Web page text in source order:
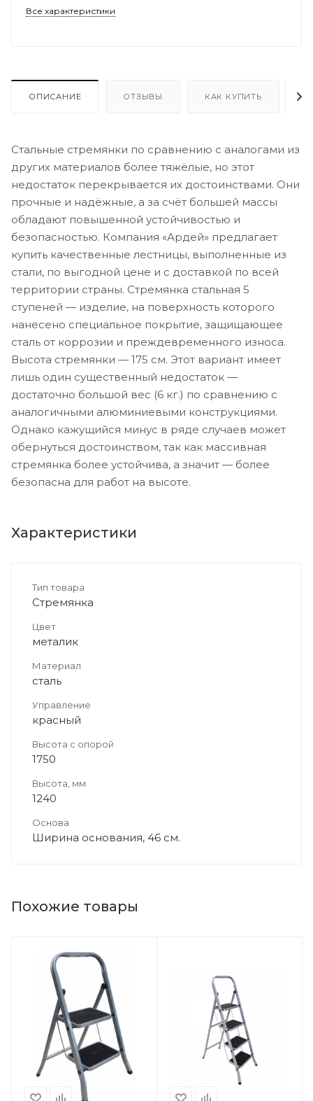
Все характеристики
ОПИСАНИЕ ОТЗЫВЫ КАК КУПИТЬ
Стальные стремянки по сравнению с аналогами из
других материалов более тяжёлые, но этот
недостаток перекрывается их достоинствами. Они
прочные и надёжные, а за счёт большей массы
обладают повышенной устойчивостью и
безопасностью. Компания «Ардей» предлагает
купить качественные лестницы, выполненные из
стали, по выгодной цене и с доставкой по всей
территории страны. Стремянка стальная 5
ступеней — изделие, на поверхность которого
нанесено специальное покрытие, защищающее
сталь от коррозии и преждевременного износа.
Высота стремянки — 175 см. Этот вариант имеет
лишь один существенный недостаток —
достаточно большой вес (6 кг.) по сравнению с
аналогичными алюминиевыми конструкциями.
Однако кажущийся минус в ряде случаев может
обернуться достоинством, так как массивная
стремянка более устойчива, а значит — более
безопасна для работ на высоте.
Характеристики
Тип товара
Стремянка
Цвет
металик
Материал
сталь
Управление
красный
Высота с опорой
1750
Высота, мм
1240
Основа
Ширина основания, 46 см.
Похожие товары